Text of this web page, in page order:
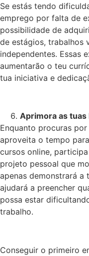
Se estás tendo
emprego por falta de
possibilidade de
de estágios, trabalhos
independentes. Essas
aumentarão o teu
tua iniciativa e
Aprimora as tuas
Enquanto procuras
aproveita o tempo
cursos online,
projeto pessoal que
apenas demonstrará a
ajudará a preencher
possa estar
trabalho.
Conseguir o primeiro